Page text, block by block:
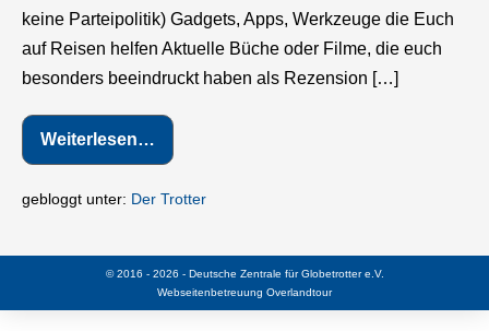
keine Parteipolitik) Gadgets, Apps, Werkzeuge die Euch
auf Reisen helfen Aktuelle Büche oder Filme, die euch
besonders beeindruckt haben als Rezension […]
Weiterlesen…
Ihr
wollt
Trotter-
gebloggt unter: Der Trotter
© 2016 - 2026 - Deutsche Zentrale für Globetrotter e.V.
Webseitenbetreuung Overlandtour